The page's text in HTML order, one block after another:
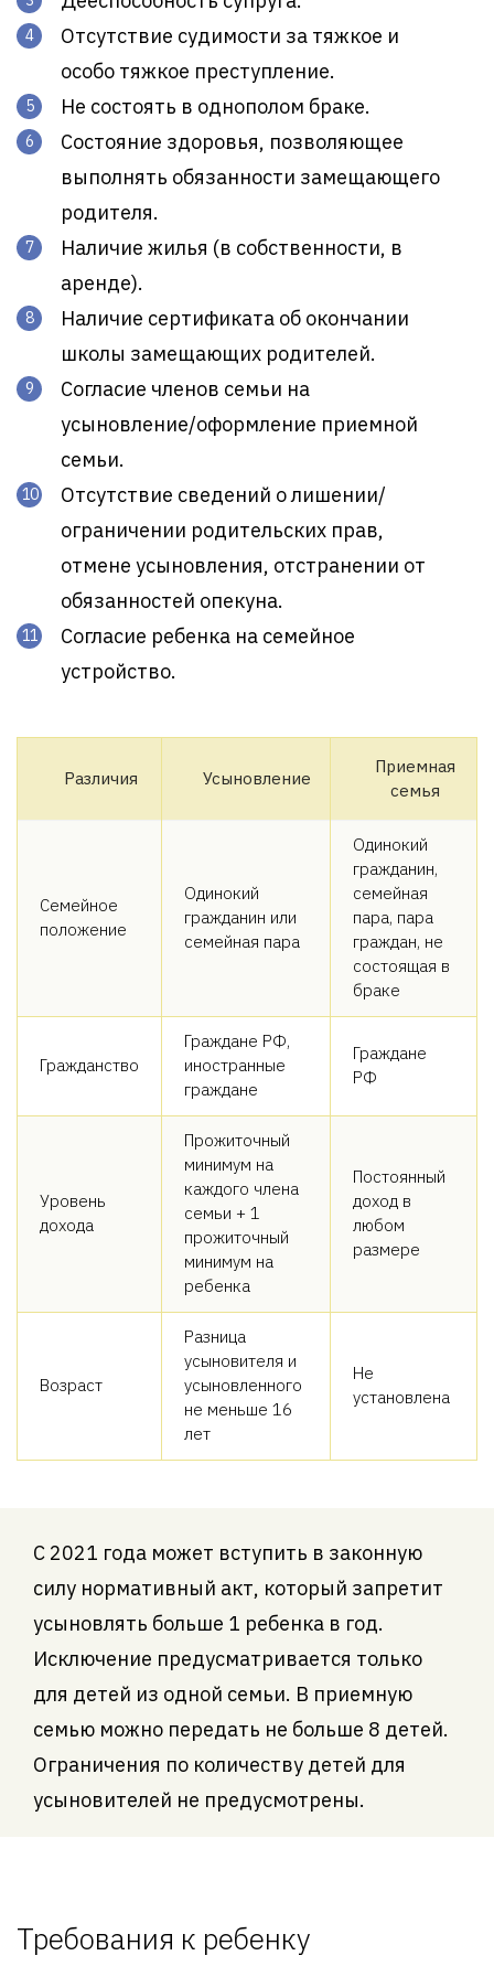
Отсутствие судимости за тяжкое и
особо тяжкое преступление.
Не состоять в однополом браке.
Состояние здоровья, позволяющее
выполнять обязанности замещающего
родителя.
Наличие жилья (в собственности, в
аренде).
Наличие сертификата об окончании
школы замещающих родителей.
Согласие членов семьи на
усыновление/оформление приемной
семьи.
Отсутствие сведений о лишении/
ограничении родительских прав,
отмене усыновления, отстранении от
обязанностей опекуна.
Согласие ребенка на семейное
устройство.
Различия Усыновление
Приемная
семья
Семейное
положение
Одинокий
гражданин или
семейная пара
Одинокий
гражданин,
семейная
пара, пара
граждан, не
состоящая в
браке
Гражданство
Граждане РФ,
иностранные
граждане
Граждане
РФ
Уровень
дохода
Прожиточный
минимум на
каждого члена
семьи + 1
прожиточный
минимум на
ребенка
Постоянный
доход в
любом
размере
Возраст
Разница
усыновителя и
усыновленного
не меньше 16
лет
Не
установлена
С 2021 года может вступить в законную
силу нормативный акт, который запретит
усыновлять больше 1 ребенка в год.
Исключение предусматривается только
для детей из одной семьи. В приемную
семью можно передать не больше 8 детей.
Ограничения по количеству детей для
усыновителей не предусмотрены.
Требования к ребенку